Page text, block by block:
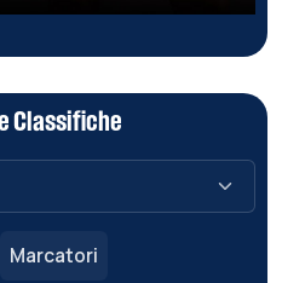
Classifiche
Marcatori